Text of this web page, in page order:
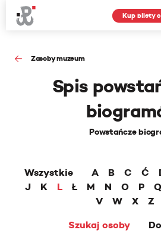
Kup bilety
Zasoby muzeum
Spis
Powstańcze
Wszystkie A B C Ć
J
K L Ł M N O P Q
V
W X Z
Szukaj osoby